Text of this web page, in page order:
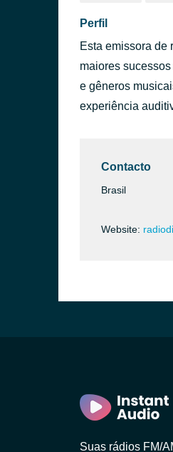
Léo Santana
Cópia
Perfil
Esta emissora de
maiores
e gêneros
experiência
Contacto
Brasil
Website:
Suas rádios FM/